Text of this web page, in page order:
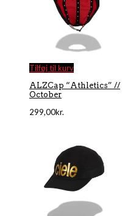
Tilføj til kurv
ALZCap “Athletics” //
October
299,00kr.